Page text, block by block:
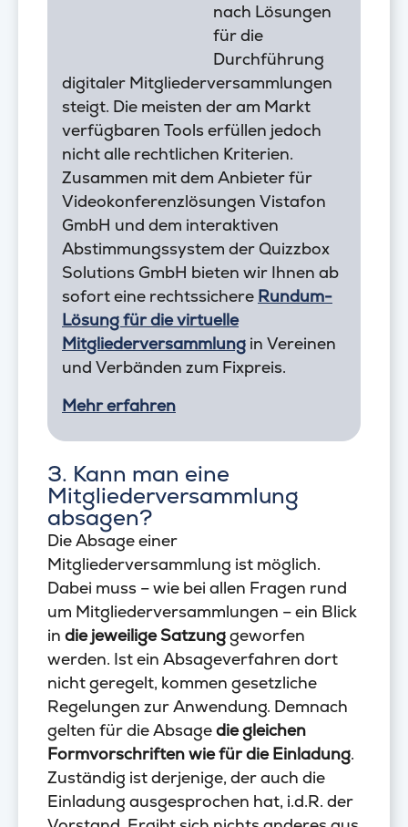
nach Lösungen
für die
Durchführung
digitaler Mitgliederversammlungen
steigt. Die meisten der am Markt
verfügbaren Tools erfüllen jedoch
nicht alle rechtlichen Kriterien.
Zusammen mit dem Anbieter für
Videokonferenzlösungen Vistafon
GmbH und dem interaktiven
Abstimmungssystem der Quizzbox
Solutions GmbH bieten wir Ihnen ab
sofort eine rechtssichere Rundum-
Lösung für die virtuelle
Mitgliederversammlung in Vereinen
und Verbänden zum Fixpreis.
Mehr erfahren
3. Kann man eine
Mitgliederversammlung
absagen?
Die Absage einer
Mitgliederversammlung ist möglich.
Dabei muss – wie bei allen Fragen rund
um Mitgliederversammlungen – ein Blick
in die jeweilige Satzunggeworfen
werden. Ist ein Absageverfahren dort
nicht geregelt, kommen gesetzliche
Regelungen zur Anwendung. Demnach
gelten für die Absagedie gleichen
Formvorschriften wie für die Einladung.
Zuständig ist derjenige, der auch die
Einladung ausgesprochen hat, i.d.R. der